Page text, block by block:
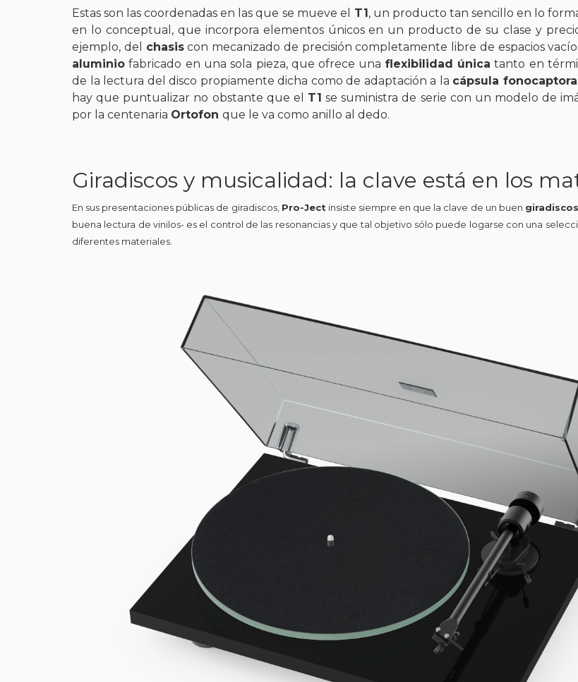
Estas son las coordenadas en las que se mueve el T1 , un producto tan sencillo en lo
en lo conceptual, que incorpora elementos únicos en un producto de su clase y
ejemplo, del chasiscon mecanizado de precisión completamente libre de espacios
aluminio fabricado en una sola pieza, que ofrece una flexibilidad única tanto en
de la lectura del disco propiamente dicha como de adaptación a la cápsula fonocaptora
hay que puntualizar no obstante que el T1 se suministra de serie con un modelo de
por la centenaria Ortofon que le va como anillo al dedo.
Giradiscos y musicalidad: la clave está en los
En sus presentaciones públicas de giradiscos, Pro-Jectinsiste siempre en que la clave de un buen giradiscos
buena lectura de vinilos- es el control de las resonancias y que tal objetivo sólo puede logarse con una
diferentes materiales.